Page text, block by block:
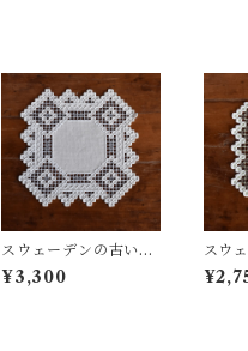
スウェーデンの古いハ
ーダンガークロス (ラ
ベンダー) ⑫
¥3,300
スウ
ーダ
リー